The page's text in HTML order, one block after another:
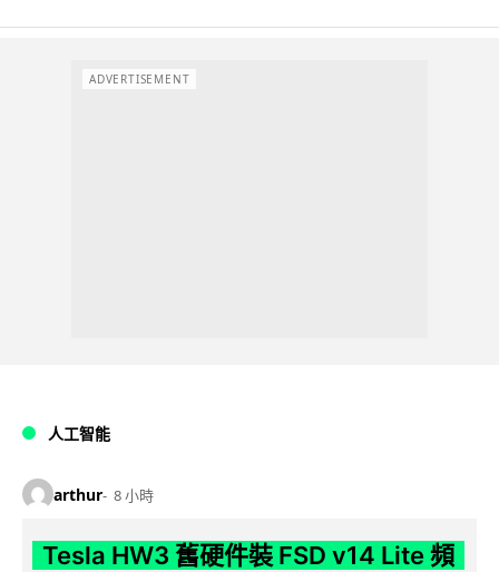
ADVERTISEMENT
人工智能
arthur 8 小時
Tesla HW3 舊硬件裝 FSD v14 Lite 頻